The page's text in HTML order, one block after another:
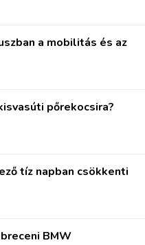
a mobilitás és az
pőrekocsira?
tíz napban csökkenti
BMW